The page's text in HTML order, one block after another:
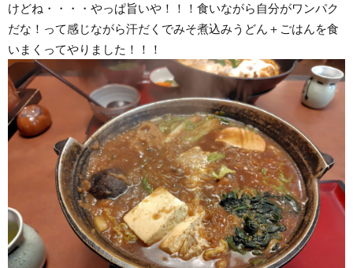
けどね・・・・やっぱ旨いや！！！食いながら自分がワンパク
だな！って感じながら汗だくでみそ煮込みうどん＋ごはんを食
いまくってやりました！！！